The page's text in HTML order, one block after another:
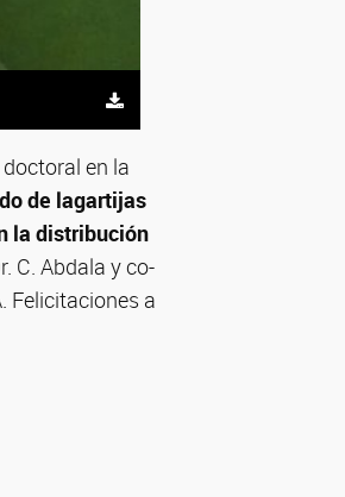
en la
de lagartijas
la distribución
C. Abdala y co-
Felicitaciones a